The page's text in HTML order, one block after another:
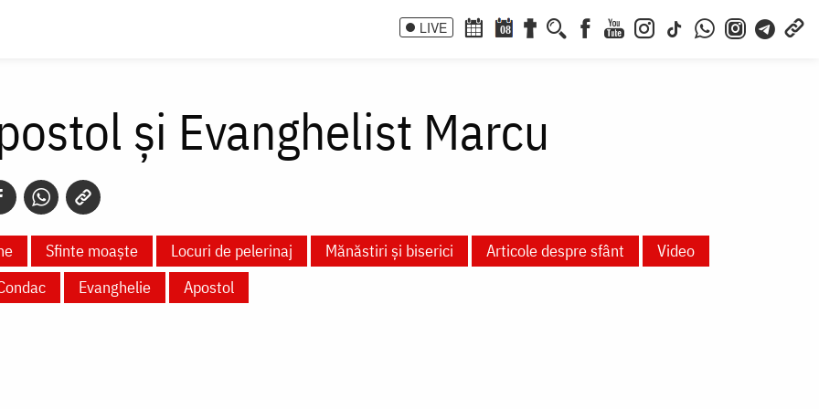
LIVE 08
și Evanghelist Marcu
Sfinte moaște Locuri de pelerinaj Mănăstiri și biserici Articole despre sfânt
Video
Evanghelie Apostol